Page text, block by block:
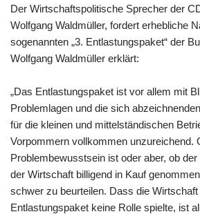
Der Wirtschaftspolitische Sprecher der
Wolfgang Waldmüller, fordert erhebliche
sogenannten „3. Entlastungspaket“ der
Wolfgang Waldmüller erklärt:
„Das Entlastungspaket ist vor allem mit
Problemlagen und die sich
für die kleinen und mittelständischen
Vorpommern vollkommen unzureichend.
Problembewusstsein ist oder aber, ob der
der Wirtschaft billigend in Kauf
schwer zu beurteilen. Dass die Wirtschaft
Entlastungspaket keine Rolle spielte, ist